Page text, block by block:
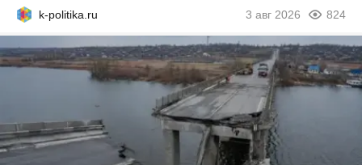
k-politika.ru 3 авг 2026 824